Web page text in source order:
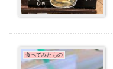
食べてみたもの